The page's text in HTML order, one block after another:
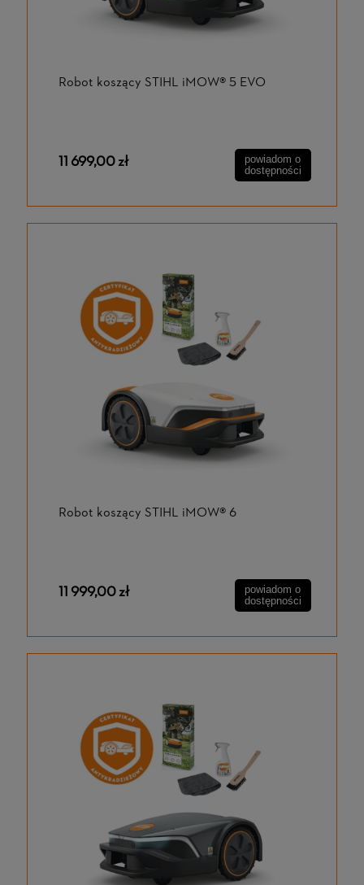
Robot koszący STIHL iMOW® 5 EVO
11 699,00 zł
powiadom o
dostępności
Robot koszący STIHL iMOW® 6
11 999,00 zł
powiadom o
dostępności